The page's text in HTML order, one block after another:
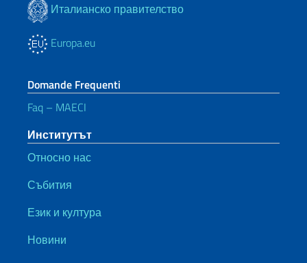
Италианско правителство
Europa.eu
Domande Frequenti
Faq – MAECI
Институтът
Относно нас
Събития
Език и култура
Новини